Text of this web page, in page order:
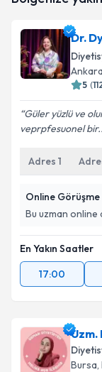
E-posta
Kişisel
Metni
Dr.
Ankara
5 (
Güler yüzlü ve
veprpfesuonel
Adres 1
Online Görüşme
Bu uzman online
En Yakın Saatler
17:00
Uzm.
Bursa,